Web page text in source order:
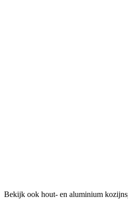
Bekijk ook hout- en aluminium